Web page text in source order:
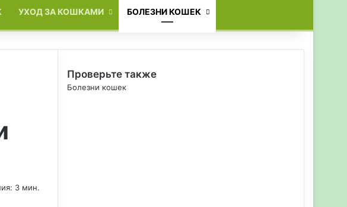
УХОД ЗА КОШКАМИ БОЛЕЗНИ КОШЕК
3 мин.
Проверьте также
З
Болезни кошек